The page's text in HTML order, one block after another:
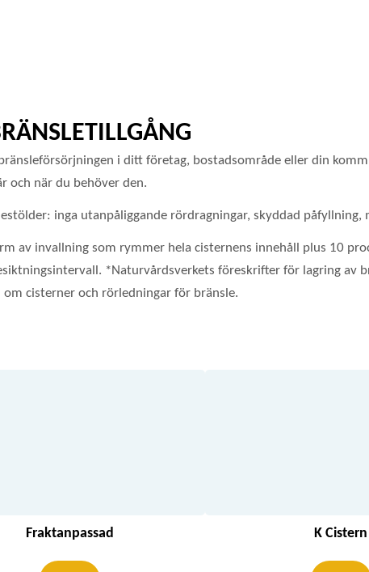
i ditt företag, bostadsområde eller din
och när du behöver den.
inga utanpåliggande rördragningar, skyddad
av invallning som rymmer hela cisternens innehåll plus 10
*Naturvårdsverkets föreskrifter för lagring av
cisterner och rörledningar för bränsle.
Fraktanpassad K Cistern